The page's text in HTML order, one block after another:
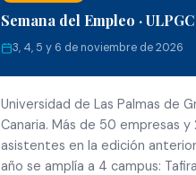
Semana del Empleo · ULPGC
3, 4, 5 y 6 de noviembre de 2026
Universidad de Las Palmas de
Canaria. Más de 50 empresas y
asistentes en la edición
año se amplía a 4 campus: